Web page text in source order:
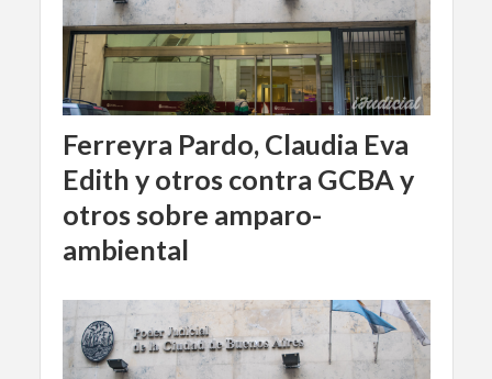
Ferreyra Pardo, Claudia Eva
Edith y otros contra GCBA y
otros sobre amparo-
ambiental